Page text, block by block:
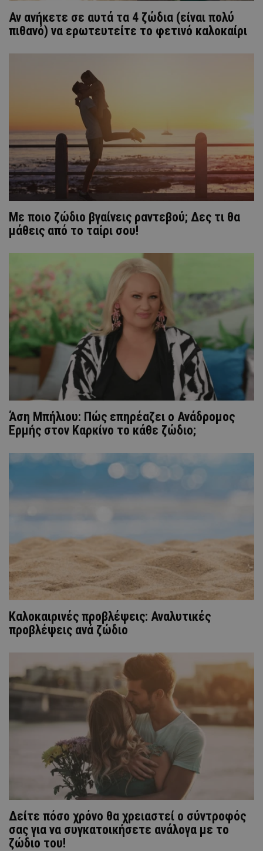
Αν ανήκετε σε αυτά τα 4 ζώδια (είναι πολύ
πιθανό) να ερωτευτείτε το φετινό καλοκαίρι
Με ποιο ζώδιο βγαίνεις ραντεβού; Δες τι θα
μάθεις από το ταίρι σου!
Άση Μπήλιου: Πώς επηρέαζει ο Ανάδρομος
Ερμής στον Καρκίνο το κάθε ζώδιο;
Kαλοκαιρινές προβλέψεις: Αναλυτικές
προβλέψεις ανά ζώδιο
Δείτε πόσο χρόνο θα χρειαστεί ο σύντροφός
σας για να συγκατοικήσετε ανάλογα με το
ζώδιο του!